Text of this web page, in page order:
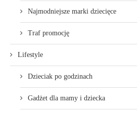
Najmodniejsze marki dziecięce
Traf promocję
Lifestyle
Dzieciak po godzinach
Gadżet dla mamy i dziecka